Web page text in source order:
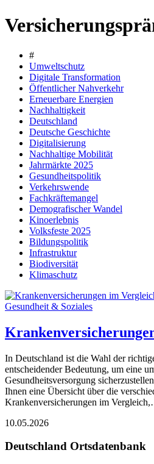
#
Umweltschutz
Digitale Transformation
Öffentlicher Nahverkehr
Erneuerbare Energien
Nachhaltigkeit
Deutschland
Deutsche Geschichte
Digitalisierung
Nachhaltige Mobilität
Jahrmärkte 2025
Gesundheitspolitik
Verkehrswende
Fachkräftemangel
Demografischer Wandel
Kinoerlebnis
Volksfeste 2025
Bildungspolitik
Infrastruktur
Biodiversität
Klimaschutz
Gesundheit & Soziales
In Deutschland ist die Wahl der
entscheidender Bedeutung, um eine
Gesundheitsversorgung
Ihnen eine Übersicht über die
Krankenversicherungen im
10.05.2026
Deutschland Ortsdatenbank